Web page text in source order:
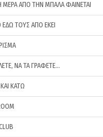
ΜΕΡΑ ΑΠΟ ΤΗΝ ΜΠΑΛΑ ΦΑΙΝΕΤΑΙ
ΕΔΩ ΤΟΥΣ ΑΠΟ ΕΚΕΙ
ΝΑ ΤΑ ΓΡΑΦΕΤΕ…
ΚΑΤΩ